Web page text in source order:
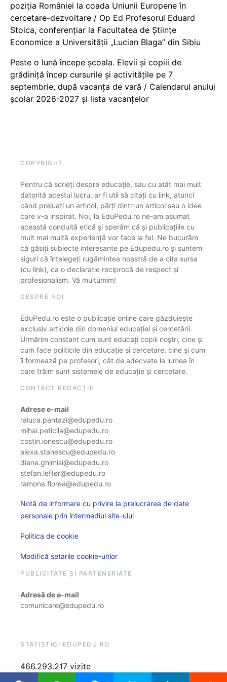
poziția României la coada Uniunii Europene în
cercetare-dezvoltare / Op Ed Profesorul Eduard
Stoica, conferențiar la Facultatea de Științe
Economice a Universității „Lucian Blaga” din Sibiu
Peste o lună începe școala. Elevii și copiii de
grădiniță încep cursurile și activitățile pe 7
septembrie, după vacanța de vară / Calendarul anului
școlar 2026-2027 și lista vacanțelor
COPYRIGHT
Pentru că scrieți despre educație, sau cu atât mai mult
datorită acestui lucru, ar fi util să citați cu link, atunci
când preluați un articol, părți dintr-un articol sau o idee
care v-a inspirat. Noi, la EduPedu.ro ne-am asumat
această conduită etică și sperăm că și publicațiile cu
mult mai multă experiență vor face la fel. Ne bucurăm
că găsiți subiecte interesante pe Edupedu.ro și suntem
siguri că înțelegeți rugămintea noastră de a cita sursa
(cu link), ca o declarație reciprocă de respect și
profesionalism. Vă mulțumim!
DESPRE NOI
EduPedu.ro este o publicație online care găzduiește
exclusiv articole din domeniul educației și cercetării.
Urmărim constant cum sunt educați copiii noștri, cine și
cum face politicile din educație și cercetare, cine și cum
îi formează pe profesori, cât de adecvate la lumea în
care trăim sunt sistemele de educație și cercetare.
CONTACT REDACȚIE
Adrese e-mail
raluca.pantazi@edupedu.ro
mihai.peticila@edupedu.ro
costin.ionescu@edupedu.ro
alexa.stanescu@edupedu.ro
diana.ghimisi@edupedu.ro
stefan.lefter@edupedu.ro
ramona.florea@edupedu.ro
Notă de informare cu privire la prelucrarea de date
personale prin intermediul site-ului
Politica de cookie
Modifică setarile cookie-urilor
PUBLICITATE ȘI PARTENERIATE
Adresă de e-mail
comunicare@edupedu.ro
STATISTICI EDUPEDU.RO
466.293.217 vizite